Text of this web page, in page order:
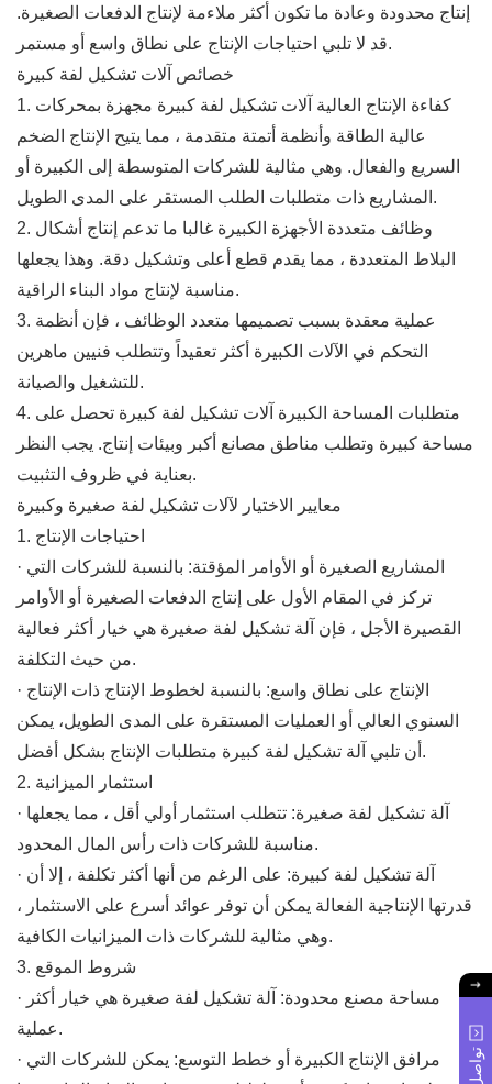
إنتاج محدودة وعادة ما تكون أكثر ملاءمة لإنتاج الدفعات الصغيرة.
قد لا تلبي احتياجات الإنتاج على نطاق واسع أو مستمر.
خصائص آلات تشكيل لفة كبيرة
1. كفاءة الإنتاج العالية آلات تشكيل لفة كبيرة مجهزة بمحركات
عالية الطاقة وأنظمة أتمتة متقدمة ، مما يتيح الإنتاج الضخم
السريع والفعال. وهي مثالية للشركات المتوسطة إلى الكبيرة أو
المشاريع ذات متطلبات الطلب المستقر على المدى الطويل.
2. وظائف متعددة الأجهزة الكبيرة غالبا ما تدعم إنتاج أشكال
البلاط المتعددة ، مما يقدم قطع أعلى وتشكيل دقة. وهذا يجعلها
مناسبة لإنتاج مواد البناء الراقية.
3. عملية معقدة بسبب تصميمها متعدد الوظائف ، فإن أنظمة
التحكم في الآلات الكبيرة أكثر تعقيداً وتتطلب فنيين ماهرين
للتشغيل والصيانة.
4. متطلبات المساحة الكبيرة آلات تشكيل لفة كبيرة تحصل على
مساحة كبيرة وتطلب مناطق مصانع أكبر وبيئات إنتاج. يجب النظر
بعناية في ظروف التثبيت.
معايير الاختيار لآلات تشكيل لفة صغيرة وكبيرة
1. احتياجات الإنتاج
· المشاريع الصغيرة أو الأوامر المؤقتة: بالنسبة للشركات التي
تركز في المقام الأول على إنتاج الدفعات الصغيرة أو الأوامر
القصيرة الأجل ، فإن آلة تشكيل لفة صغيرة هي خيار أكثر فعالية
من حيث التكلفة.
· الإنتاج على نطاق واسع: بالنسبة لخطوط الإنتاج ذات الإنتاج
السنوي العالي أو العمليات المستقرة على المدى الطويل، يمكن
أن تلبي آلة تشكيل لفة كبيرة متطلبات الإنتاج بشكل أفضل.
2. استثمار الميزانية
· آلة تشكيل لفة صغيرة: تتطلب استثمار أولي أقل ، مما يجعلها
مناسبة للشركات ذات رأس المال المحدود.
· آلة تشكيل لفة كبيرة: على الرغم من أنها أكثر تكلفة ، إلا أن
قدرتها الإنتاجية الفعالة يمكن أن توفر عوائد أسرع على الاستثمار ،
وهي مثالية للشركات ذات الميزانيات الكافية.
3. شروط الموقع
· مساحة مصنع محدودة: آلة تشكيل لفة صغيرة هي خيار أكثر
عملية.
· مرافق الإنتاج الكبيرة أو خطط التوسع: يمكن للشركات التي